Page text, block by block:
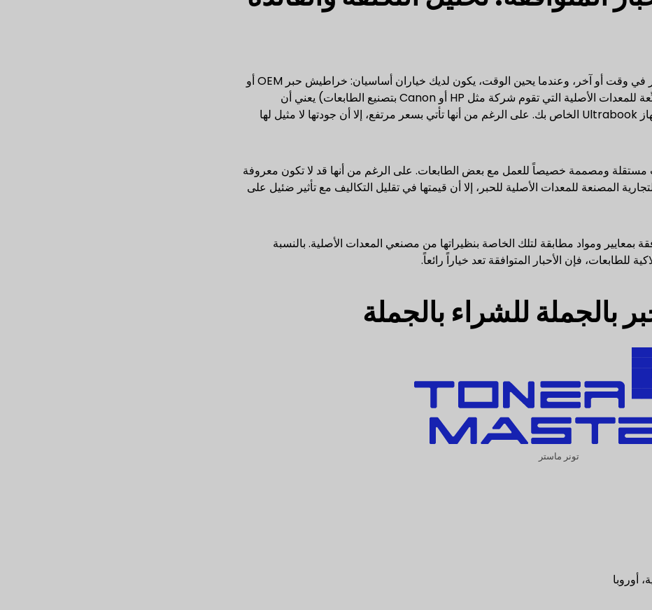
يتعين على كل شركة أن تندفع لشراء خراطيش الحبر في وقت أو آخر، وعندما يحين الوقت، يكون لديك خياران أساسيان: خراطيش حبر OEM أو
خراطيش حبر متوافقة. OEM (ضمان الشركة المُصنِّعة للمعدات الأصلية التي تقوم شركة مثل HP أو Canon بتصنيع الطابعات) يعني أن
الخرطوشة مصنوعة من قبل الشركة التي صنعت جهاز Ultrabook الخاص بك. على الرغم من أنها تأتي بسعر مرتفع، إلا أن جودتها لا مثيل لها
مستقلة ومصممة خصيصاً للعمل مع بعض الطابعات. على الرغم من أنها قد لا تكون معروفة
المصنعة للمعدات الأصلية للحبر، إلا أن قيمتها في تقليل التكاليف مع تأثير ضئيل على
بمعايير ومواد مطابقة لتلك الخاصة بنظيراتها من مصنعي المعدات الأصلية. بالنسبة
للطابعات، فإن الأحبار المتوافقة تعد خياراً رائعاً.
تونر ماستر
أوروبا